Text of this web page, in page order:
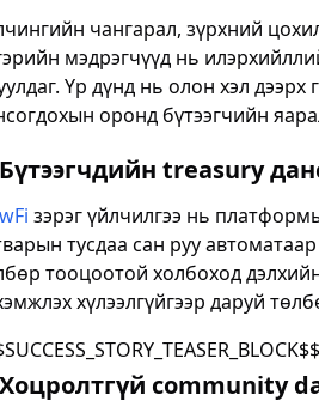
чангарал, зүрхний
мэдрэгчүүд нь
Үр дүнд нь олон хэл
оронд бүтээгчийн
treasury
зэрэг үйлчилгээ нь
тусдаа сан руу
тооцоотой холбоход
хүлээлгүйгээр даруй
community